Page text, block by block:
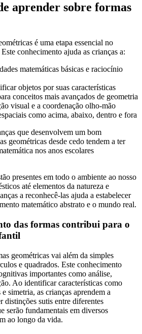
aprender sobre formas
é uma etapa essencial no
conhecimento ajuda as crianças a:
matemáticas básicas e raciocínio
objetos por suas características
conceitos mais avançados de geometria
visual e a coordenação olho-mão
como acima, abaixo, dentro e fora
que desenvolvem um bom
geométricas desde cedo tendem a ter
nos anos escolares
presentes em todo o ambiente ao nosso
até elementos da natureza e
a reconhecê-las ajuda a estabelecer
matemático abstrato e o mundo real.
das formas contribui para o
geométricas vai além da simples
e quadrados. Este conhecimento
importantes como análise,
Ao identificar características como
simetria, as crianças aprendem a
distinções sutis entre diferentes
serão fundamentais em diversos
ao longo da vida.